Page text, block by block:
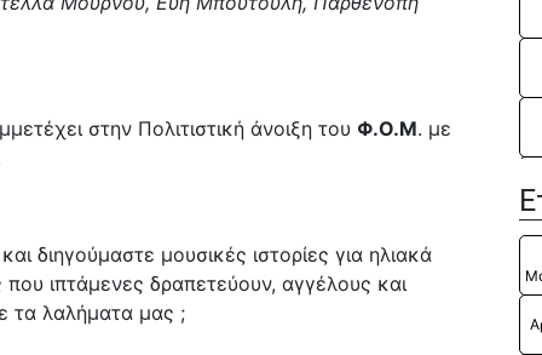
στην Πολιτιστική άνοιξη του Φ.Ο.Μ. με
μουσικές ιστορίες για ηλιακά
που ιπτάμενες δραπετεύουν, αγγέλους και
τα λαλήματα μας ;
Η